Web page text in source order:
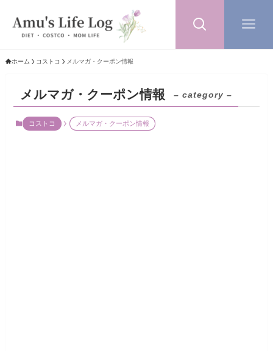
ホーム コストコ メルマガ・クーポン情報
メルマガ・クーポン情報 – category –
コストコ メルマガ・クーポン情報